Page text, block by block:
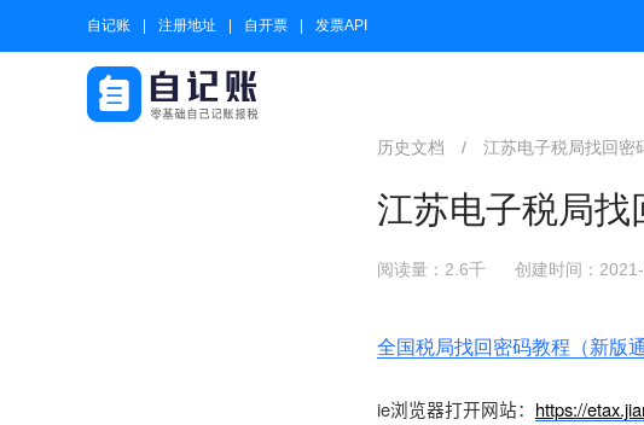
自记账 注册地址 自开票 发票API
历史文档 / 江苏电子税局找回密
江苏电子税局找
阅读量：2.6千 创建时间：
全国税局找回密码教程（新版通
ie浏览器打开网站： https://